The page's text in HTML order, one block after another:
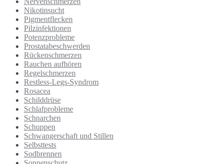
Nikotinsucht
Pigmentflecken
Pilzinfektionen
Potenzprobleme
Prostatabeschwerden
Rückenschmerzen
Rauchen aufhören
Regelschmerzen
Restless-Legs-Syndrom
Rosacea
Schilddrüse
Schlafprobleme
Schnarchen
Schuppen
Schwangerschaft und Stillen
Selbsttests
Sodbrennen